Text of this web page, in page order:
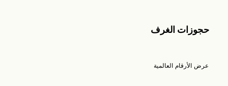
حجوزات الغرف
عرض الأرقام العالمية